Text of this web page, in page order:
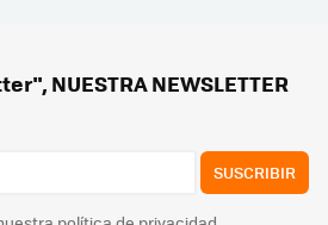
NUESTRA NEWSLETTER
SUSCRIBIR